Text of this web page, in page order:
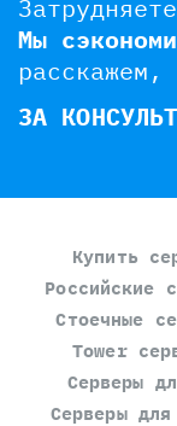
Мы
расскажем,
ЗА
Купить
Российские
Стоечные
Tower
Серверы
Серверы